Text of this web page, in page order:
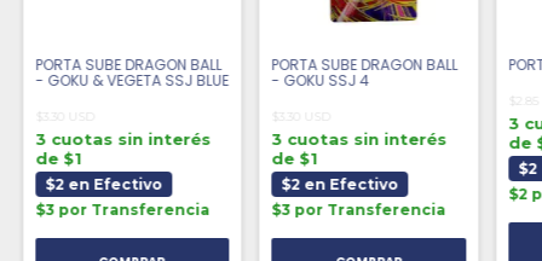
PORTA SUBE DRAGON BALL
- GOKU & VEGETA SSJ BLUE
$3.30 USD
3 cuotas sin interés
de $1
$2 en Efectivo
$3 por Transferencia
PORTA SUBE DRAGON BALL
- GOKU SSJ 4
$3.30 USD
3 cuotas sin interés
de $1
$2 en Efectivo
$3 por Transferencia
3
de
$2